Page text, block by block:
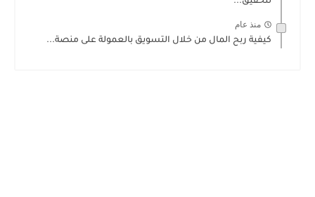
منذ عام
كيفية ربح المال من خلال التسويق بالعمولة على منصة...